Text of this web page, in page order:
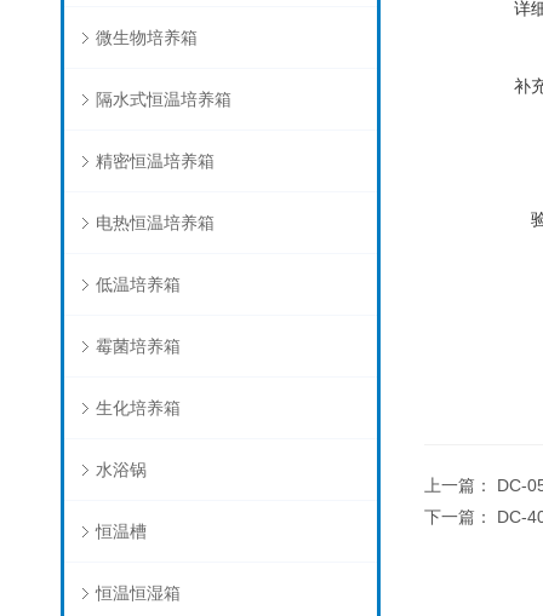
微生物培养箱
隔水式恒温培养箱
精密恒温培养箱
电热恒温培养箱
低温培养箱
霉菌培养箱
生化培养箱
水浴锅
恒温槽
恒温恒湿箱
详
补
上一篇： DC-
下一篇： DC-